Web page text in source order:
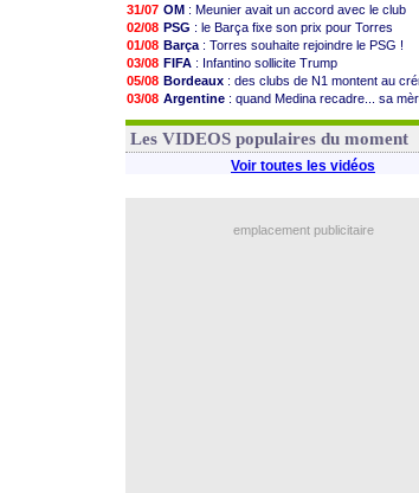
31/07 OM : Meunier avait un accord avec le club
02/08 PSG : le Barça fixe son prix pour Torres
01/08 Barça : Torres souhaite rejoindre le PSG !
03/08 FIFA : Infantino sollicite Trump
05/08 Bordeaux : des clubs de N1 montent au
03/08 Argentine : quand Medina recadre... sa
03/08 OM: Paixão attire un 2e club anglais
Les VIDEOS populaires du moment
Voir toutes les vidéos
emplacement publicitaire